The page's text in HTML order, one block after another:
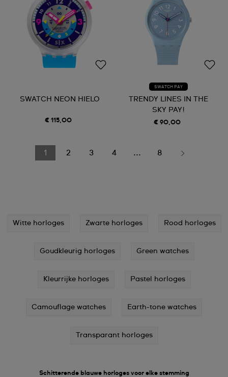
SWATCH NEON HIELO
€ 115,00
SWATCH PAY
TRENDY LINES IN THE
SKY PAY!
€ 90,00
1 2 3 4 ... 8
Witte horloges Zwarte horloges Rood horloges
Goudkleurig horloges Green watches
Kleurrijke horloges Pastel horloges
Camouflage watches Earth-tone watches
Transparant horloges
Schitterende blauwe horloges voor elke stemming